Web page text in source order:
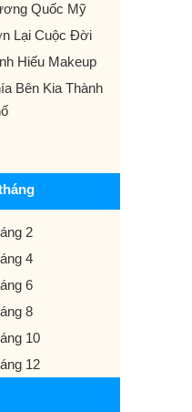
Quốc Mỹ
Lại Cuộc Đời
Hiếu Makeup
Bên Kia Thành
2
4
6
8
10
12